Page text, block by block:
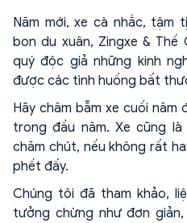
Năm mới, xe cà nhắc, tậm
bon du xuân, Zingxe &
quý độc giả những kinh
được các tình huống bất
Hãy chăm bẵm xe cuối
trong đầu năm. Xe cũng
chăm chút, nếu không rất
phết đấy.
Chúng tôi đã tham khảo,
tưởng chừng như đơn